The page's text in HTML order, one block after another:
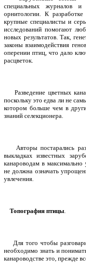
специальных журналов
орнитологии. К
крупные специалисты и
исследований помогают
новых результатов. Так,
законы взаимодействия
оперении птиц, что дало
расцветок.
Разведение цветных
поскольку это едва ли не
котором больше чем в
знаний селекционера.
Авторы постарались
выкладках известных
канароводам в
не должна означать
увлечения.
Топография птицы.
Для того чтобы
необходимо знать и
канароводстве это, прежде